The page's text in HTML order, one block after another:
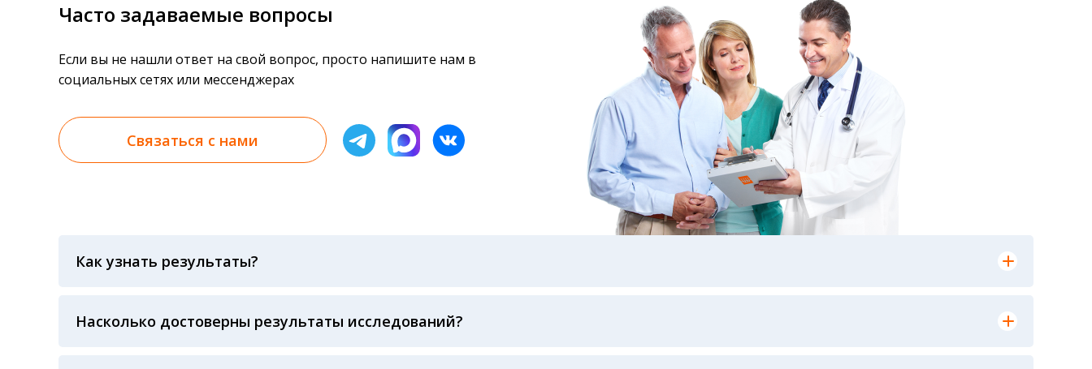
Часто задаваемые вопросы
Если вы не нашли ответ на свой вопрос, просто напишите нам в
социальных сетях или мессенджерах
Связаться с нами
Как узнать результаты?
анализов при предъявлении паспорта или чека об оплате
Насколько достоверны результаты исследований?
Гарантия качества лабораторных тестов обеспечивается соблюдением международных стандартов выполнения лабораторных исследований и